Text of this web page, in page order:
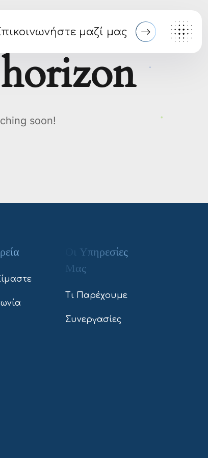
μαζί μας
soon!
Οι Υπηρεσίες
Μας
Τι Παρέχουμε
Συνεργασίες